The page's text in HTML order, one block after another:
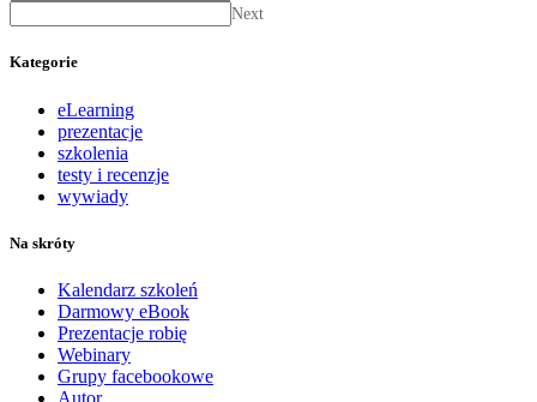
Next
Kategorie
eLearning
prezentacje
szkolenia
testy i recenzje
wywiady
Na skróty
Kalendarz szkoleń
Darmowy eBook
Prezentacje robię
Webinary
Grupy facebookowe
Autor